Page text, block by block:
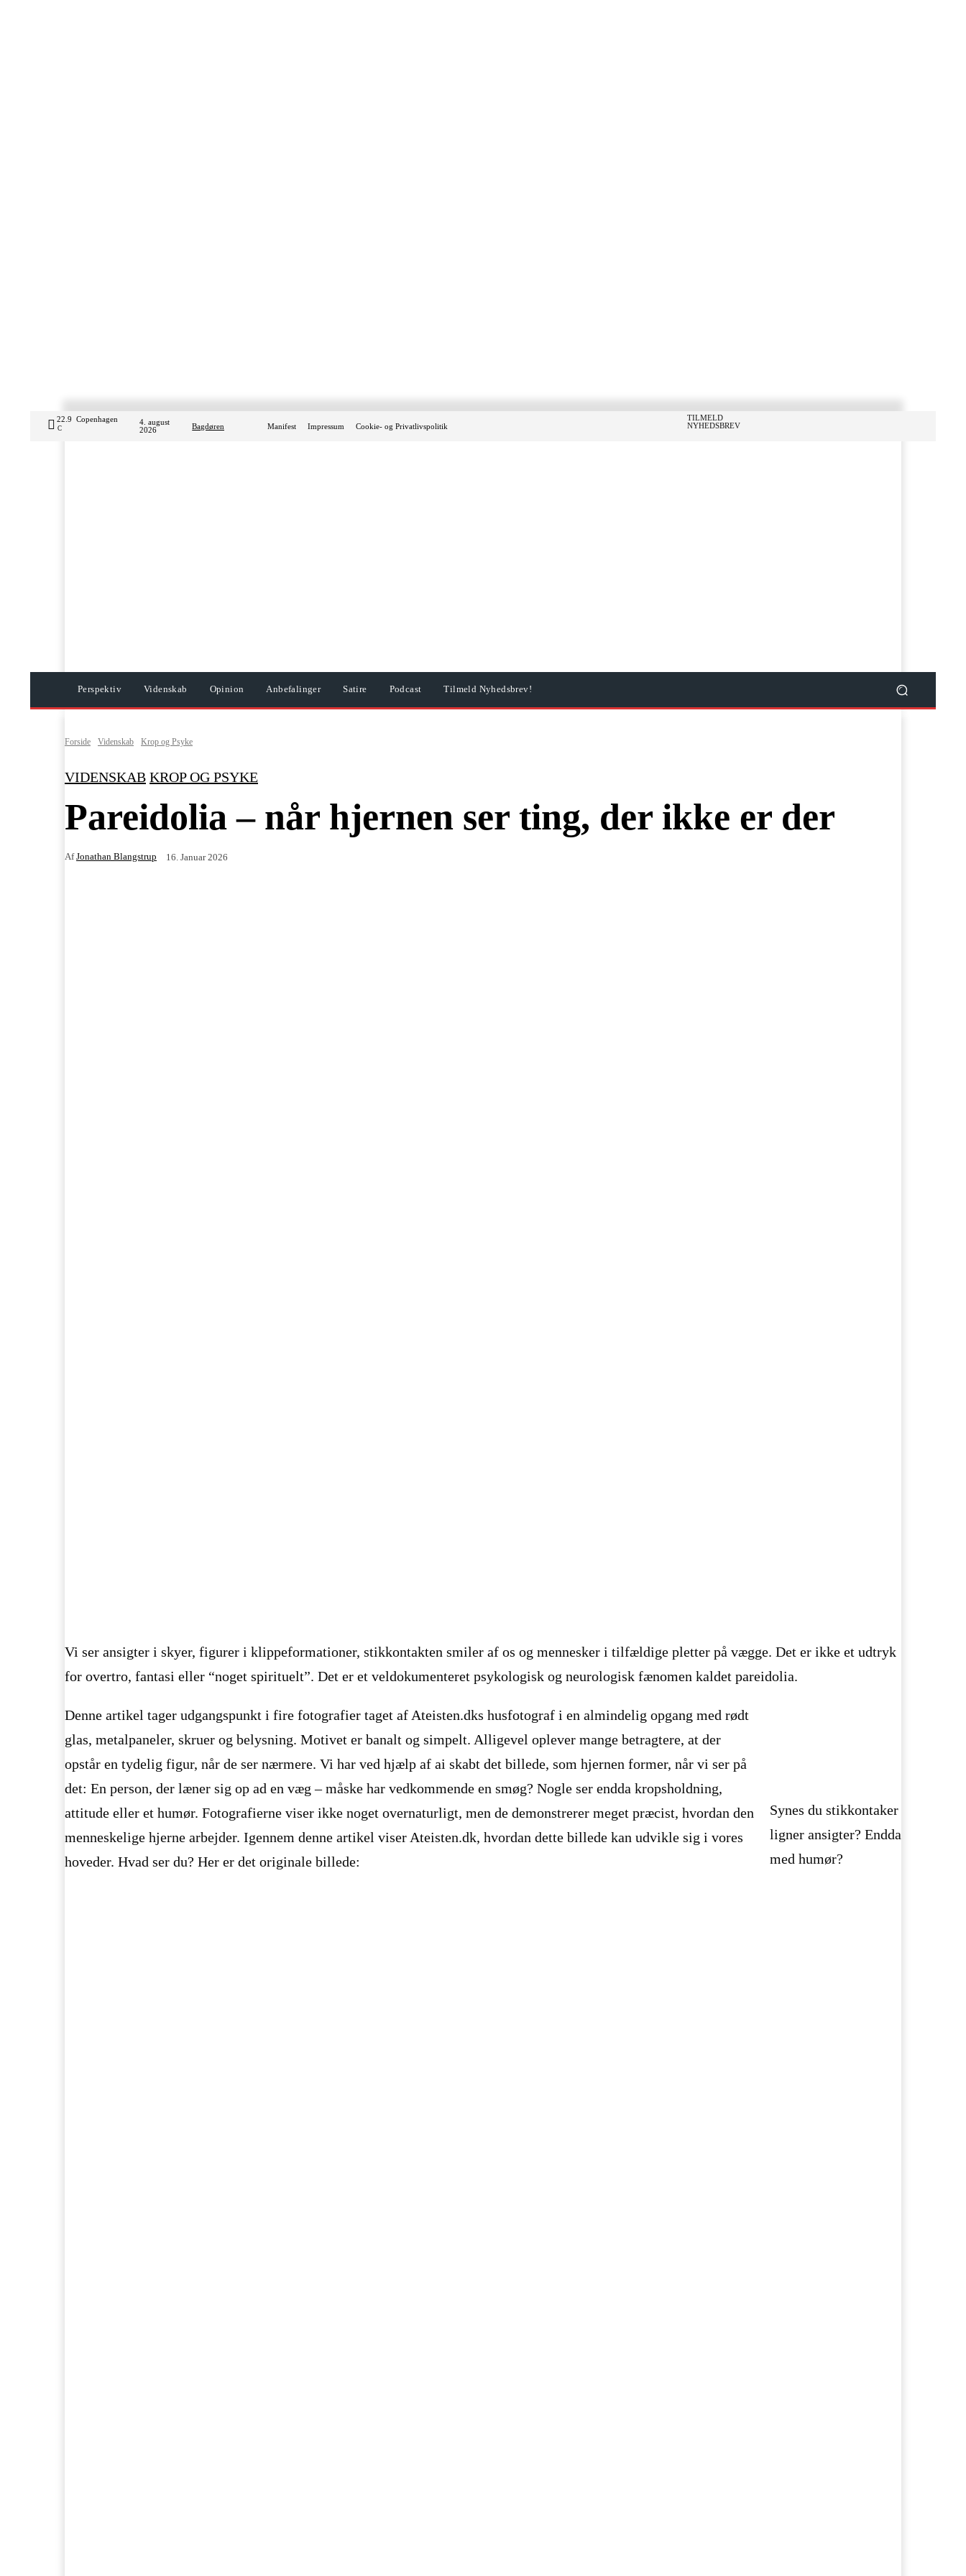
22.9
C
Copenhagen
4. august
2026
Bagdøren Manifest Impressum Cookie- og Privatlivspolitik
TILMELD
NYHEDSBREV
Perspektiv Videnskab Opinion Anbefalinger Satire Podcast Tilmeld Nyhedsbrev!
Forside Videnskab Krop og Psyke
VIDENSKAB KROP OG PSYKE
Pareidolia – når hjernen ser ting, der ikke er der
Af Jonathan Blangstrup 16. Januar 2026
Vi ser ansigter i skyer, figurer i klippeformationer, stikkontakten smiler af os og mennesker i tilfældige pletter på vægge. Det er ikke et udtryk
for overtro, fantasi eller “noget spirituelt”. Det er et veldokumenteret psykologisk og neurologisk fænomen kaldet pareidolia.
Synes du stikkontaker
ligner ansigter? Endda
med humør?
Denne artikel tager udgangspunkt i fire fotografier taget af Ateisten.dks husfotograf i en almindelig opgang med rødt
glas, metalpaneler, skruer og belysning. Motivet er banalt og simpelt. Alligevel oplever mange betragtere, at der
opstår en tydelig figur, når de ser nærmere. Vi har ved hjælp af ai skabt det billede, som hjernen former, når vi ser på
det: En person, der læner sig op ad en væg – måske har vedkommende en smøg? Nogle ser endda kropsholdning,
attitude eller et humør. Fotografierne viser ikke noget overnaturligt, men de demonstrerer meget præcist, hvordan den
menneskelige hjerne arbejder. Igennem denne artikel viser Ateisten.dk, hvordan dette billede kan udvikle sig i vores
hoveder. Hvad ser du? Her er det originale billede: